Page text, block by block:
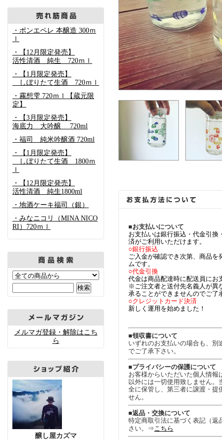
・ポンエペレ 本醸造 300ｍ
ｌ
・【12月限定発売】
活性清酒 純生 720ｍｌ
・【1月限定発売】
しぼりたて生酒 720ｍｌ
・霧想雫 720ｍｌ【蔵元限
定】
・【3月限定発売】
海底力 大吟醸 720ml
・福司 純米吟醸酒 720ml
・【1月限定発売】
しぼりたて生酒 1800ｍ
ｌ
・【12月限定発売】
活性清酒 純生1800ml
・地酒ケーキ福司（銀）
・みなニコリ（MINA NICO
RI）720ｍｌ
メルマガ登録・解除はこち
ら
醸し屋カズマ
■お支払いについて
お支払いは銀行振込・代金引換
済がご利用いただけます。
○銀行振込
ご入金が確認でき次第、商品を
ムです。
○代金引換
代金は商品配達時に配送員にお
※ご注文者と送付先名義人が異
承ることができませんのでご了
○クレジットカード決済
新しく運用を始めました！
■領収書について
いずれのお支払いの場合も、別
でご了承下さい。
■プライバシーの保護について
お客様からいただいた個人情報
以外には一切使用致しません。
全に保管し、第三者に譲渡・提
せん。
■返品・交換について
特定商取引法に基づく表記（返
さい。⇒こちら